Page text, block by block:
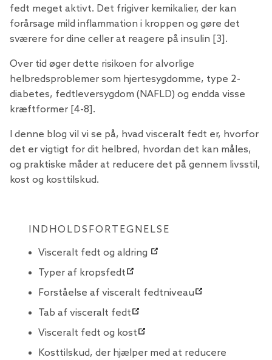
fedt meget aktivt. Det frigiver kemikalier, der kan
forårsage mild inflammation i kroppen og gøre det
sværere for dine celler at reagere på insulin [3].
Over tid øger dette risikoen for alvorlige
helbredsproblemer som hjertesygdomme, type 2-
diabetes, fedtleversygdom (NAFLD) og endda visse
kræftformer [4-8].
I denne blog vil vi se på, hvad visceralt fedt er, hvorfor
det er vigtigt for dit helbred, hvordan det kan måles,
og praktiske måder at reducere det på gennem livsstil,
kost og kosttilskud.
INDHOLDSFORTEGNELSE
Visceralt fedt og aldring
Typer af kropsfedt
Forståelse af visceralt fedtniveau
Tab af visceralt fedt
Visceralt fedt og kost
Kosttilskud, der hjælper med at reducere